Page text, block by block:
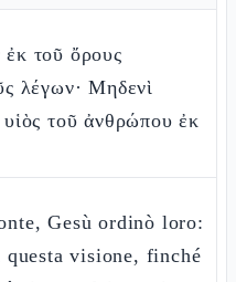
τοῦ ὄρους
λέγων· Μηδενὶ
τοῦ ἀνθρώπου ἐκ
Gesù ordinò loro:
questa visione, finché